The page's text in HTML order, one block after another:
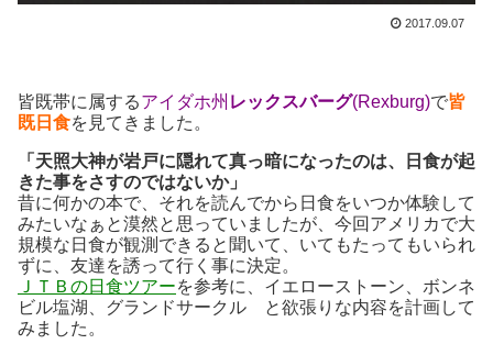
2017.09.07
皆既帯に属するアイダホ州 レックスバーグ(Rexburg)で皆
既日食を見てきました。
「天照大神が岩戸に隠れて真っ暗になったのは、日食が起
きた事をさすのではないか」
昔に何かの本で、それを読んでから日食をいつか体験して
みたいなぁと漠然と思っていましたが、今回アメリカで大
規模な日食が観測できると聞いて、いてもたってもいられ
ずに、友達を誘って行く事に決定。
ＪＴＢの日食ツアーを参考に、イエローストーン、ボンネ
ビル塩湖、グランドサークル と欲張りな内容を計画して
みました。